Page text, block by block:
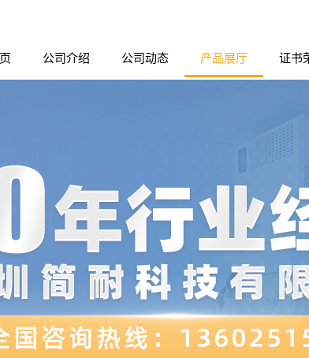
公司介绍 公司动态 产品展厅 证书